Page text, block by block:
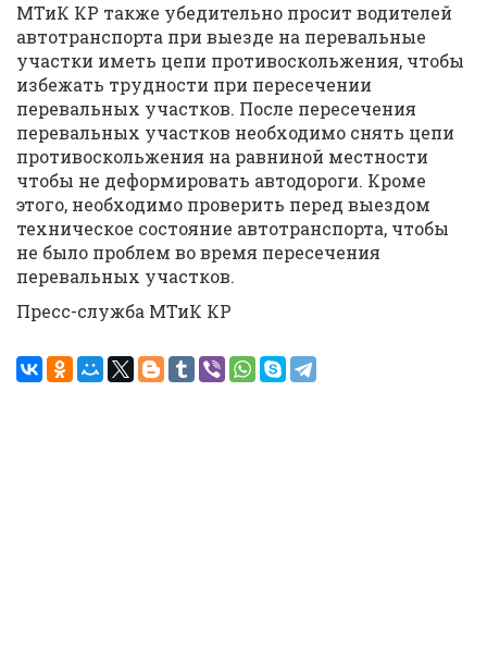
МТиК КР также убедительно просит водителей
автотранспорта при выезде на перевальные
участки иметь цепи противоскольжения, чтобы
избежать трудности при пересечении
перевальных участков. После пересечения
перевальных участков необходимо снять цепи
противоскольжения на равниной местности
чтобы не деформировать автодороги. Кроме
этого, необходимо проверить перед выездом
техническое состояние автотранспорта, чтобы
не было проблем во время пересечения
перевальных участков.
Пресс-служба МТиК КР